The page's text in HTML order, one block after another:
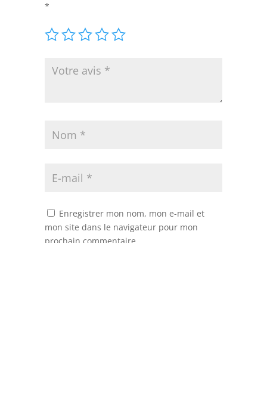
*
Enregistrer mon nom, mon e-mail et
mon site dans le navigateur pour mon
prochain commentaire.